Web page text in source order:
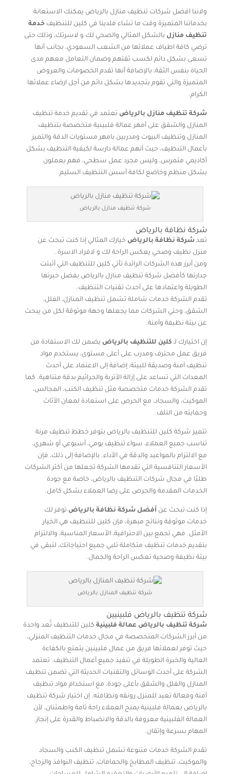
ولاننا افضل شركات تنظيف منازل بالرياض يمكنك الاستعانة
بخدماتنا المتميزة وقت ما تشاء فلدينا في كلين للتنظيف خدمة
تنظيف منازل بالشكل المثالي والصحي لك و لاسرتك، وذلك حتى
ترضي كافة اطياف عملائها من الشعب السعودي، بجانب أنها
تسعى بشكل دائم لكسب ثقتهم وضمان التعامل معهم مدى
الحياة بنفس الثقة، بالإضافة أنها تقدم الخصومات والعروض
المتميزة والتي تقوم بتجديدها بشكل دائم من أجل ارضاء عملائها
الكرام.
شركة تنظيف منازل بالرياض تعتمد في تقديم خدمة تنظيف
المنازل والشقق على أمهر عمالة فلبينية متخصصة بتنظيف
المنازل وتنظيف البيوت ومدربين بامهر مستويات الدقة والتميز
بأعمال التنظيف، حيث أنهم عمالة دارسة لكيفية التنظيف بشكل
أكاديمي متمرس، وليس مجرد عمل سطحي، فهم يعملون
بشكل منظم وخاضع لكافة أسس التنظيف السليم.
شركة تنظيف منازل بالرياض
شركة نظافة بالرياض
تعد شركة نظافة بالرياض خيارك المثالي إذا كنت تبحث عن
منزل نظيف وصحي يعكس الراحة لك و لافراد الاسرة .
ومن أبرز هذه الشركات الرائدة تأتي كلين للتنظيف التي أثبتت
جدارتها كأفضل شركة تنظيف منازل بالرياض بفضل خبرتها
الطويلة واعتمادها على أحدث تقنيات التنظيف.
تقدم الشركة خدمات شاملة تشمل تنظيف المنازل، الفلل،
الشقق، وحتي الشركات مما يجعلها وجهة موثوقة لكل من يبحث
عن بيئة نظيفة وآمنة.
إن اختيارك لـ كلين للتنظيف بالرياض يضمن لك الاستفادة من
فريق عمل محترف ومدرب على أعلى مستوى، يستخدم مواد
تنظيف آمنة وصديقة للبيئة، إضافة إلى الاعتماد على أحدث
المعدات التي تساعد على إزالة الأتربة والجراثيم بدقة متناهية. كما
تقدم الشركة خدمات متخصصة مثل تنظيف الكنب، المجالس،
الموكيت، والسجاد، مع الحرص على استعادة لمعان الأثاث
وحمايته من التلف.
تتميز شركة كلين للتنظيف بالرياض بتوفر خطط تنظيف مرنة
تناسب جميع العملاء، سواء تنظيف يومي، أسبوعي أو شهري،
مع الالتزام بالمواعيد والدقة في الأداء. بالإضافة إلى ذلك، فإن
الأسعار التنافسية التي تقدمها الشركة تجعلها من أكثر الشركات
طلبًا في مجال شركات التنظيف بالرياض، خاصة مع جودة
الخدمات المقدمة والحرص على رضا العملاء بشكل كامل.
إذا كنت تبحث عن أفضل شركة نظافة بالرياض توفر لك
خدمات موثوقة ونتائج مبهرة، فإن كلين للتنظيف هي الخيار
الأمثل. فهي تجمع بين الاحترافية، الأسعار المناسبة، والالتزام
بتقديم خدمات تنظيف متكاملة تلبي جميع احتياجاتك، لتبقى في
بيئة نظيفة وصحية تعكس الراحة والجمال.
شركة تنظيف المنازل بالرياض
شركة تنظيف بالرياض فلبينيين
شركة تنظيف بالرياض عمالة فلبينيةكلين للتنظيف تُعد واحدة
من أبرز الشركات المتخصصة في مجال خدمات التنظيف المنزلي،
حيث توفر لعملائها فريق من عمال فلبينين يتمتع بالكفاءة
العالية والخبرة الطويلة في تنفيذ جميع أعمال التنظيف. تعتمد
الشركة على أحدث الوسائل والتقنيات الحديثة التي تضمن تنظيف
المنازل والفلل والشقق بأعلى جودة، مع استخدام مواد تنظيف
آمنة وفعالة تعيد للمنزل رونقه ونظافته. إن اختيار شركة تنظيف
بالرياض بعمالة فلبينية يمنح العملاء راحة تامة واطمئنان، لأن
العمالة الفلبينية معروفة بالدقة والانضباط والقدرة على إنجاز
المهام بسرعة وإتقان.
تقدم الشركة خدمات متنوعة تشمل تنظيف الكنب والسجاد
والموكيت، تنظيف المطابخ والحمامات، تنظيف النوافذ والزجاج،